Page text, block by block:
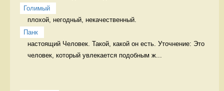
Голимый
плохой, негодный, некачественный.
Панк
настоящий Человек. Такой, какой он есть. Уточнение: Это
человек, который увлекается подобным ж...